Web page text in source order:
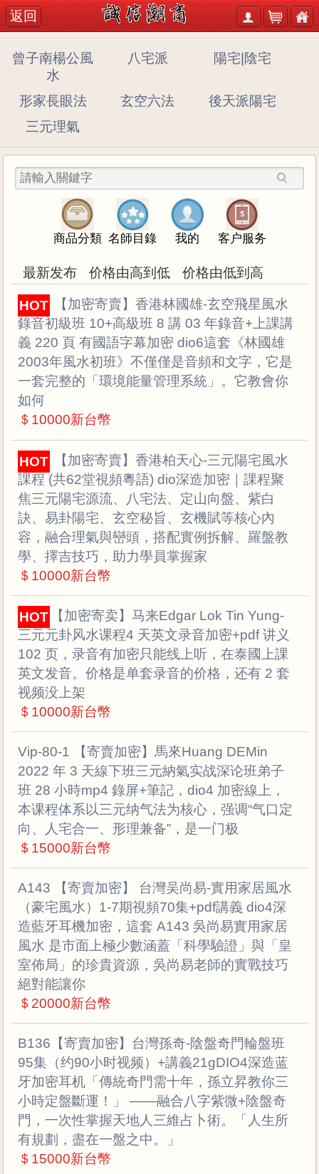
返回
曾子南楊公風
水
八宅派 陽宅|陰宅
形家長眼法 玄空六法
後天派陽宅
三元理氣
商品分類 名師目錄 我的 客户服务
最新发布 价格由高到低 价格由低到高
HOT
A147 【加密寄賣】香港林國雄-玄空飛星風水
錄音初級班 10+高級班 8 講 03 年錄音+上課講
義 220 頁 有國語字幕加密 dio6這套《林國雄
2003年風水初班》不僅僅是音頻和文字，它是
一套完整的「環境能量管理系統」。它教會你
如何
＄10000新台幣
HOT
A146 【加密寄賣】香港柏天心-三元陽宅風水
課程 (共62堂視頻粵語) dio深造加密｜課程聚
焦三元陽宅源流、八宅法、定山向盤、紫白
訣、易卦陽宅、玄空秘旨、玄機賦等核心內
容，融合理氣與巒頭，搭配實例拆解、羅盤教
學、擇吉技巧，助力學員掌握家
＄10000新台幣
HOT
A144【加密寄卖】马来Edgar Lok Tin Yung-
三元元卦风水课程4 天英文录音加密+pdf 讲义
102 页，录音有加密只能线上听，在泰國上課
英文发音。价格是单套录音的价格，还有 2 套
视频没上架
＄10000新台幣
Vip-80-1 【寄賣加密】馬來Huang DEMin
2022 年 3 天線下班三元納氣实战深论班弟子
班 28 小時mp4 錄屏+筆記，dio4 加密線上，
本课程体系以三元纳气法为核心，强调​“气口定
向、人宅合一、形理兼备”​，是一门极
＄15000新台幣
A143 【寄賣加密】 台灣吴尚易-實用家居風水
（豪宅風水）1-7期視頻70集+pdf講義 dio4深
造藍牙耳機加密，這套 A143 吳尚易實用家居
風水 是市面上極少數涵蓋「科學驗證」與「皇
室佈局」的珍貴資源，吳尚易老師的實戰技巧
絕對能讓你
＄20000新台幣
B136【寄賣加密】台灣孫奇-陰盤奇門輪盤班
95集（约90小时视频）+講義21gDIO4深造蓝
牙加密耳机「傳統奇門需十年，孫立昇教你三
小時定盤斷運！」 ——融合八字紫微+陰盤奇
門，一次性掌握天地人三維占卜術。「人生所
有規劃，盡在一盤之中。」
＄15000新台幣